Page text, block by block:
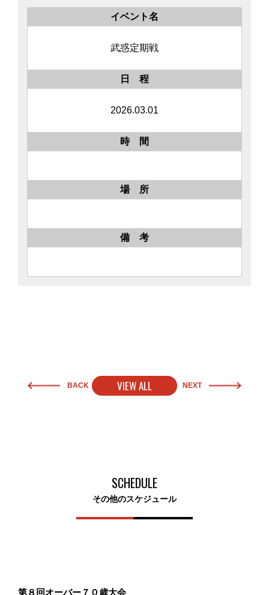
イベント名
武惑定期戦
日 程
2026.03.01
時 間
場 所
備 考
BACK VIEW ALL NEXT
SCHEDULE
その他のスケジュール
第８回オーバー７０歳大会